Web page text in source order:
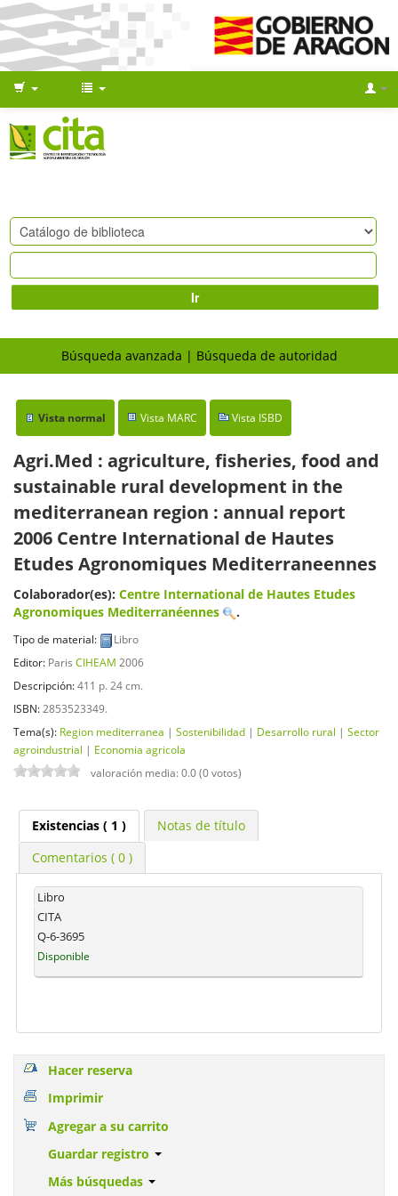
Ir
Búsqueda avanzada Búsqueda de autoridad
Vista normal Vista MARC Vista ISBD
Agri.Med : agriculture, fisheries, food and
sustainable rural development in the
mediterranean region : annual report
2006 Centre International de Hautes
Etudes Agronomiques Mediterraneennes
Colaborador(es): Centre International de Hautes Etudes
Agronomiques Mediterranéennes
.
Tipo de material:
Libro
Editor: Paris CIHEAM 2006
Descripción:411 p. 24 cm.
ISBN: 2853523349.
Tema(s): Region mediterranea | Sostenibilidad | Desarrollo rural | Sector
agroindustrial | Economia agricola
valoración media: 0.0 (0 votos)
Existencias( 1 )
Notas de título
Comentarios ( 0 )
Libro
CITA
Q-6-3695
Disponible
Hacer reserva
Imprimir
Agregar a su carrito
Guardar registro
Más búsquedas